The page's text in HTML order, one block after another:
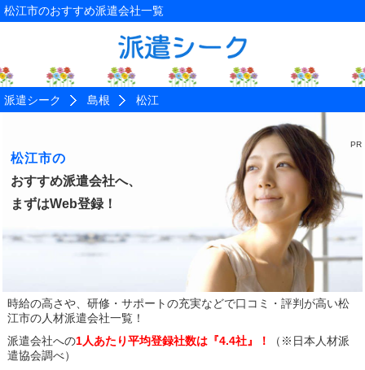
松江市のおすすめ派遣会社一覧
派遣シーク 島根 松江
松江市の
おすすめ派遣会社へ、
まずはWeb登録！
時給の高さや、研修・サポートの充実などで口コミ・評判が高い松
江市の人材派遣会社一覧！
派遣会社への1人あたり平均登録社数は『4.4社』！
（※日本人材派
遣協会調べ）